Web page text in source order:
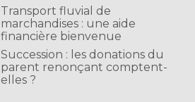
Transport fluvial de
marchandises : une aide
financière bienvenue
Succession : les donations du
parent renonçant comptent-
elles ?